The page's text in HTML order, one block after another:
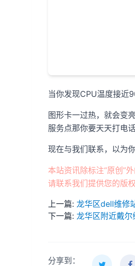
当你发现CPU温度接近
图形卡一过热，就会变
服务点那你要天天打电
现在与我们联系，以为
本站资讯除标注“原创”
请联系我们提供您的版
上一篇: 龙华区dell维修
下一篇: 龙华区附近戴
分享到：